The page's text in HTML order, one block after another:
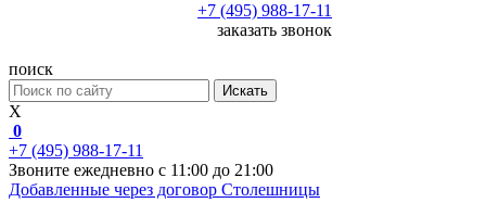
+7 (495) 988-17-11
заказать звонок
поиск
Искать
X
0
+7 (495) 988-17-11
Звоните ежедневно с 11:00 до 21:00
Добавленные через договор Столешницы